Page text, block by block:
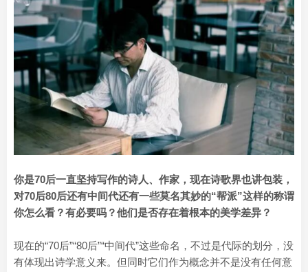
你是70后一直坚持写作的诗人、作家，现在诗歌界也讲包装，
对70后80后还有中间代还有一些莫名其妙的“帮派”这样的称谓
你怎么看？有必要吗？他们是否存在着根本的美学差异？
现在的“70后”“80后”“中间代”这些命名，不过是代际的划分，没
有体现出诗学意义来。但同时它们作为概念并不是没有任何意